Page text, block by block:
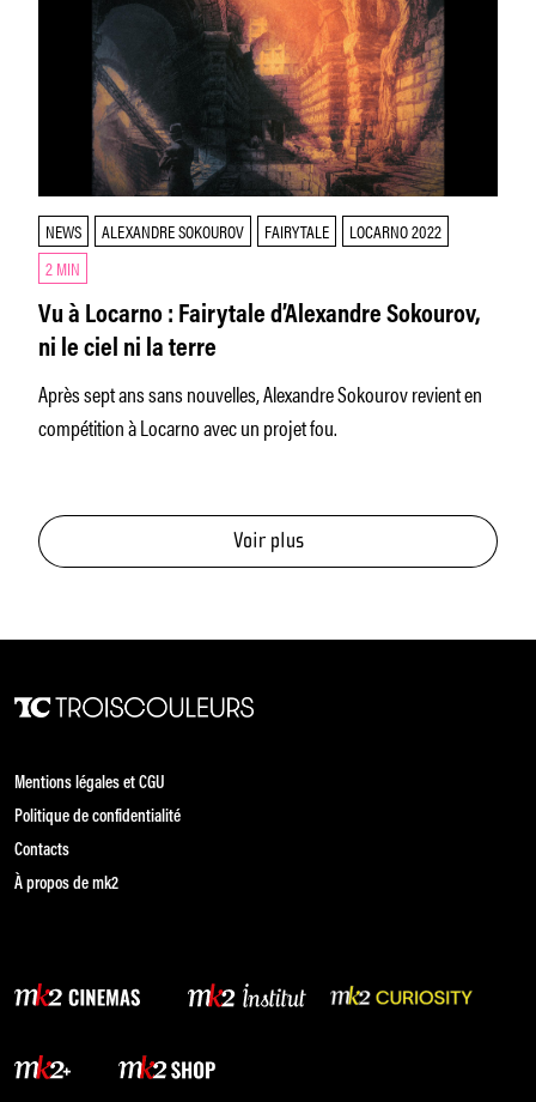
NEWS ALEXANDRE SOKOUROV FAIRYTALE
LOCARNO 2022
2 MIN
Vu à Locarno : Fairytale d’Alexandre Sokourov,
ni le ciel ni la terre
Après sept ans sans nouvelles, Alexandre Sokourov revient en
compétition à Locarno avec un projet fou.
Voir plus
Mentions légales et CGU
Politique de confidentialité
Contacts
À propos de mk2